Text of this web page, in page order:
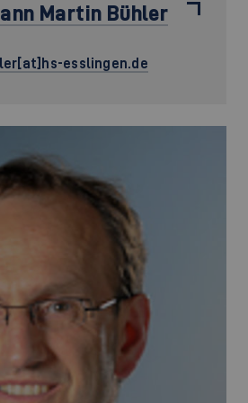
Martin Bühler
esslingen.de